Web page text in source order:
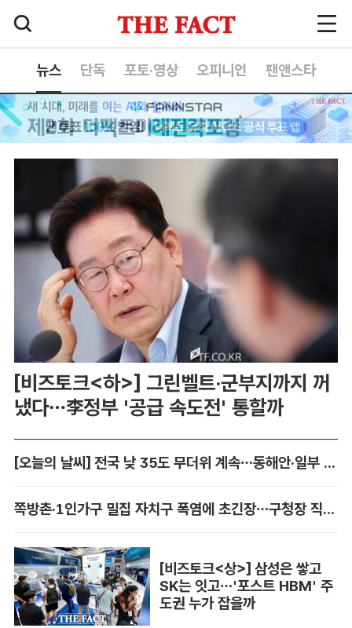
뉴스 단독 포토·영상 오피니언 팬앤스타
[비즈토크<하>] 그린벨트·군부지까지 꺼
냈다…李정부 '공급 속도전' 통할까
[오늘의 날씨] 전국 낮 35도 무더위 계속…동해안·일부 지역 비
쪽방촌·1인가구 밀집 자치구 폭염에 초긴장…구청장 직접 챙긴다
[비즈토크<상>] 삼성은 쌓고
SK는 잇고…'포스트 HBM' 주
도권 누가 잡을까